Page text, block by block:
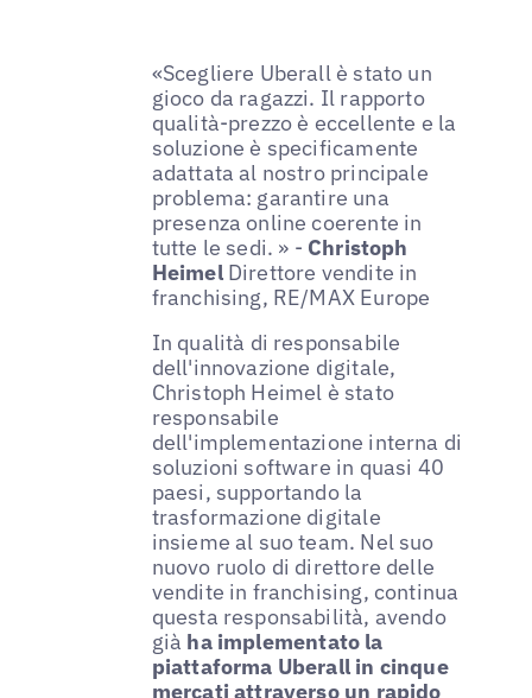
«Scegliere Uberall è stato un
gioco da ragazzi. Il rapporto
qualità-prezzo è eccellente e la
soluzione è specificamente
adattata al nostro principale
problema: garantire una
presenza online coerente in
tutte le sedi. » - Christoph
Heimel Direttore vendite in
franchising, RE/MAX Europe
In qualità di responsabile
dell'innovazione digitale,
Christoph Heimel è stato
responsabile
dell'implementazione interna di
soluzioni software in quasi 40
paesi, supportando la
trasformazione digitale
insieme al suo team. Nel suo
nuovo ruolo di direttore delle
vendite in franchising, continua
questa responsabilità, avendo
già ha implementato la
piattaforma Uberall in cinque
mercati attraverso un rapido